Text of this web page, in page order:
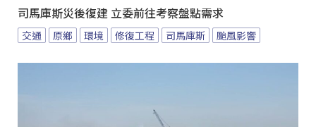
司馬庫斯災後復建 立委前往考察盤點需求
交通 原鄉 環境 修復工程 司馬庫斯 颱風影響